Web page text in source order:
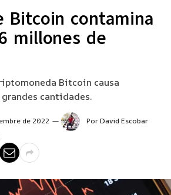
Bitcoin contamina
millones de
Bitcoin causa
cantidades.
de 2022 PorDavid Escobar